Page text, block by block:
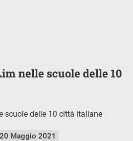
nelle scuole delle 10
scuole delle 10 città italiane
Maggio 2021